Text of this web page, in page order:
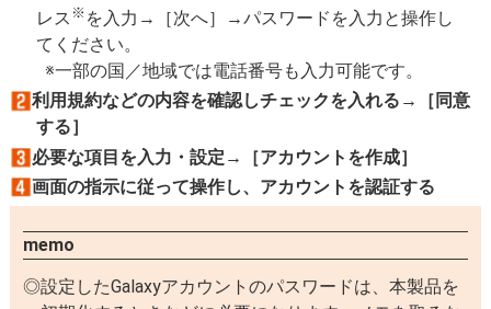
レス ※ を入力→［次へ］→パスワードを入力と操作し
てください。
一部の国／地域では電話番号も入力可能です。
利用規約などの内容を確認しチェックを入れる→［同意
する］
必要な項目を入力・設定→［アカウントを作成］
画面の指示に従って操作し、アカウントを認証する
memo
設定したGalaxyアカウントのパスワードは、本製品を